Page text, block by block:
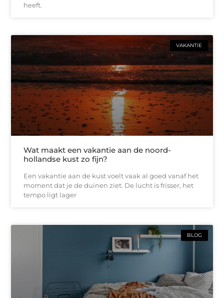
heeft.
VAKANTIE
Wat maakt een vakantie aan de noord-
hollandse kust zo fijn?
Een vakantie aan de kust voelt vaak al goed vanaf het
moment dat je de duinen ziet. De lucht is frisser, het
tempo ligt lager
BLOG